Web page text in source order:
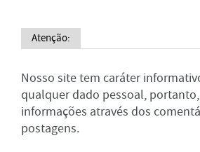
Atenção:
Nosso site tem caráter
qualquer dado pessoal, portanto,
informações através dos
postagens.